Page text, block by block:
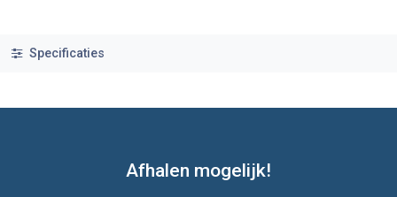
Specificaties
Afhalen mogelijk!